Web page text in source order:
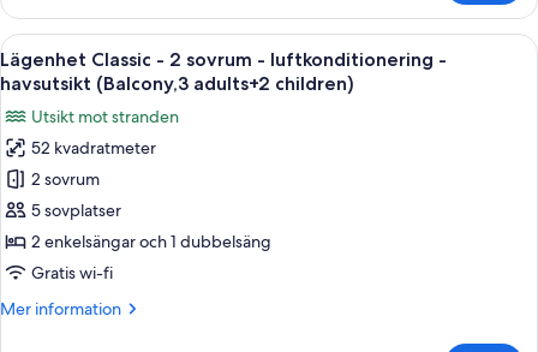
(Balcony,3
adults+1
child)
Classic
2
sovrum
luftkonditionering
havsutsikt
(Balcony,3
adults+1
Öppna
alla
för
Lägenhet
Classic
-
2
sovrum
luftkonditionering
Värdeförvaringsskåp på rummet,
22
Lägenhet Classic - 2 sovrum - luftkonditionering -
havsutsikt (Balcony,3 adults+2 children)
Utsikt mot stranden
52 kvadratmeter
2 sovrum
5 sovplatser
2 enkelsängar och 1 dubbelsäng
Gratis wi-fi
Mer information
Mer